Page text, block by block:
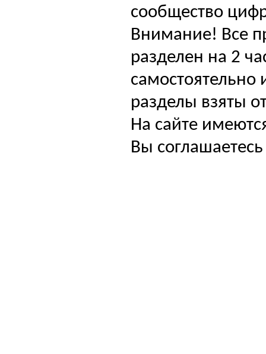
сообщество
Внимание! Все
разделен на 2
самостоятельно
разделы взяты
На сайте
Вы